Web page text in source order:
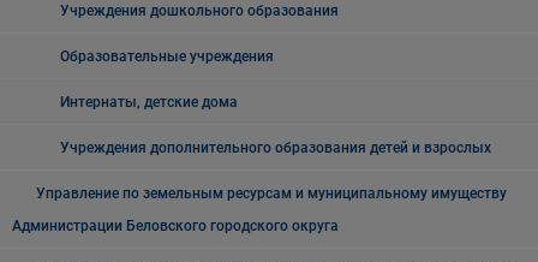
Учреждения дошкольного образования
Образовательные учреждения
Интернаты, детские дома
Учреждения дополнительного образования детей и взрослых
Управление по земельным ресурсам и муниципальному имуществу
Администрации Беловского городского округа